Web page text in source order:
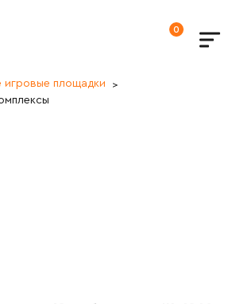
0
игровые площадки